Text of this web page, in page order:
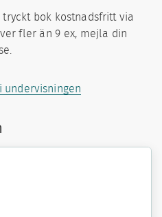
bok kostnadsfritt via
fler än 9 ex, mejla din